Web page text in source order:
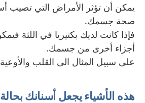
يمكن أن تؤثر الأمراض التي تصيب
صحة جسمك.
فإذا كانت لديك بكتيريا في اللثة
أجزاء أخرى من جسمك.
على سبيل المثال الى القلب
هذه الأشياء يجعل أسنانك